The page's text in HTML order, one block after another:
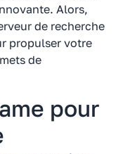
Alors,
de recherche
propulser votre
de
pour